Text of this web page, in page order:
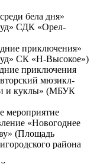
бела дня»
СДК «Орел-
приключения»
СК «Н-Высокое»)
приключения
мюзикл-
и куклы» (МБУК
мероприятие
«Новогоднее
(Площадь
района